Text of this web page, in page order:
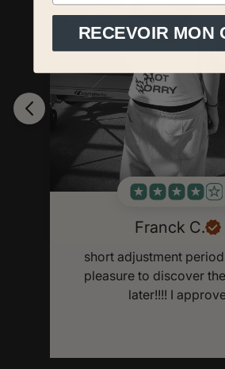
Franck C.
short adjustment period but real
pleasure to discover
later!!!! I
RECEVOIR MON